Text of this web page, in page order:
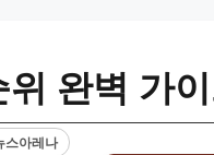
위 완벽 가
스아레나